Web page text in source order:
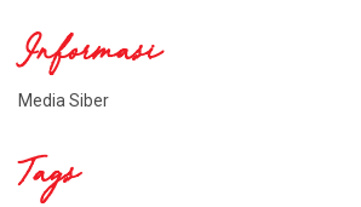
Informasi
Media Siber
Tags